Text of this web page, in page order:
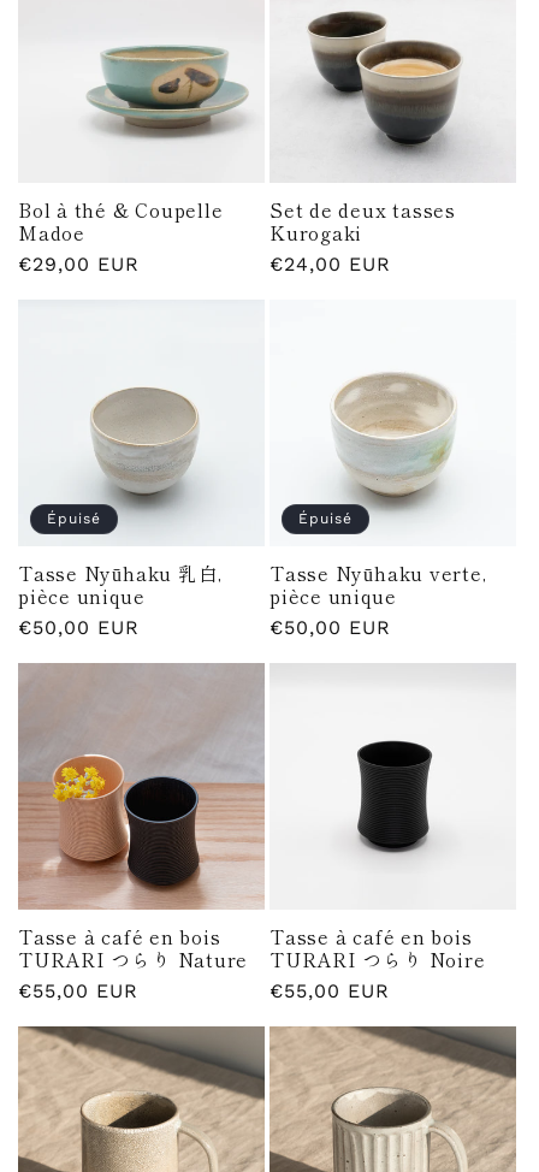
Bol à thé & Coupelle
Madoe
Prix
€29,00 EUR
Set de deux tasses
Kurogaki
Prix
€24,00 EUR
Épuisé
Tasse Nyūhaku 乳白,
pièce unique
Prix
€50,00 EUR
Épuisé
Tasse Nyūhaku verte,
pièce unique
Prix
€50,00 EUR
Tasse à café en bois
TURARI つらり Nature
Prix
€55,00 EUR
Tasse à café en bois
TURARI つらり Noire
Prix
€55,00 EUR